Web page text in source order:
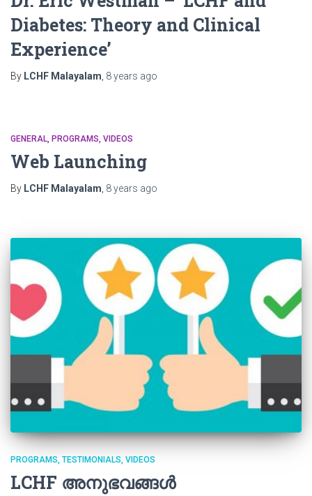
Diabetes: Theory and Clinical
Experience’
By LCHF Malayalam, 8 years ago
GENERAL PROGRAMS VIDEOS
Web Launching
By LCHF Malayalam, 8 years ago
PROGRAMS TESTIMONIALS VIDEOS
LCHF അനുഭവങ്ങൾ